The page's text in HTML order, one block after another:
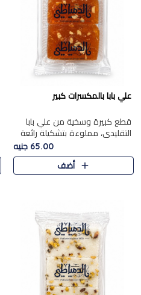
علي بابا بالمكسرات كبير
قطع كبيرة وسخية من علي بابا
التقليدي، مملوءة بتشكيلة رائعة
من المكسرات المحمصة المحمرة.
65.00 جنيه
أضف